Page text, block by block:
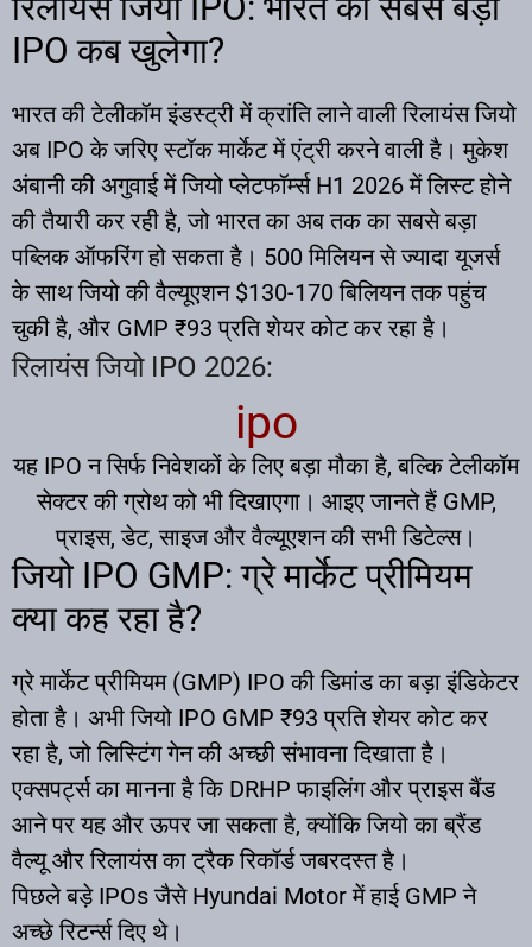
IPO कब खुलेगा?
भारत की टेलीकॉम इंडस्ट्री में क्रांति लाने वाली रिलायंस जियो
अब IPO के जरिए स्टॉक मार्केट में एंट्री करने वाली है। मुकेश
अंबानी की अगुवाई में जियो प्लेटफॉर्म्स H1 2026 में लिस्ट होने
की तैयारी कर रही है, जो भारत का अब तक का सबसे बड़ा
पब्लिक ऑफरिंग हो सकता है। 500 मिलियन से ज्यादा यूजर्स
के साथ जियो की वैल्यूएशन $130-170 बिलियन तक पहुंच
चुकी है, और GMP ₹93 प्रति शेयर कोट कर रहा है।
रिलायंस जियो IPO 2026:
​ipo
यह IPO न सिर्फ निवेशकों के लिए बड़ा मौका है, बल्कि टेलीकॉम
सेक्टर की ग्रोथ को भी दिखाएगा। आइए जानते हैं GMP,
प्राइस, डेट, साइज और वैल्यूएशन की सभी डिटेल्स।
जियो IPO GMP: ग्रे मार्केट प्रीमियम
क्या कह रहा है?
ग्रे मार्केट प्रीमियम (GMP) IPO की डिमांड का बड़ा इंडिकेटर
होता है। अभी जियो IPO GMP ₹93 प्रति शेयर कोट कर
रहा है, जो लिस्टिंग गेन की अच्छी संभावना दिखाता है।
एक्सपर्ट्स का मानना है कि DRHP फाइलिंग और प्राइस बैंड
आने पर यह और ऊपर जा सकता है, क्योंकि जियो का ब्रैंड
वैल्यू और रिलायंस का ट्रैक रिकॉर्ड जबरदस्त है।
पिछले बड़े IPOs जैसे Hyundai Motor में हाई GMP ने
अच्छे रिटर्न्स दिए थे।